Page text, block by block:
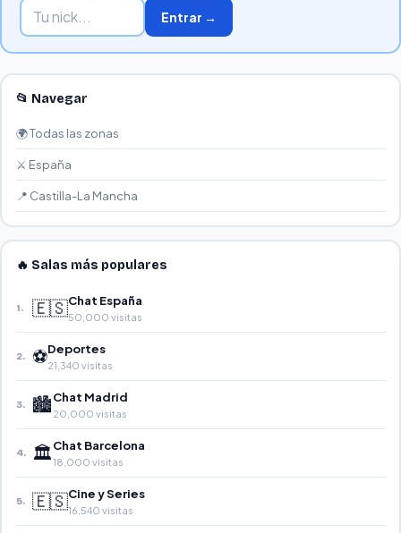
Entrar →
📂 Navegar
🌍 Todas las zonas
⚔️ España
📍 Castilla-La Mancha
🔥 Salas más populares
1. 🇪🇸Chat España
50,000 visitas
2. ⚽Deportes
21,340 visitas
3. 🏙️Chat Madrid
20,000 visitas
4. 🏛️Chat Barcelona
18,000 visitas
5. 🇪🇸Cine y Series
16,540 visitas